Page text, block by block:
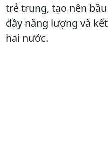
trẻ trung, tạo nên
đầy năng lượng và
hai nước.